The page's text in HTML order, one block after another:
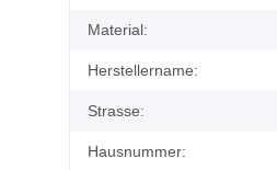
Material:
Herstellername:
Strasse:
Hausnummer: